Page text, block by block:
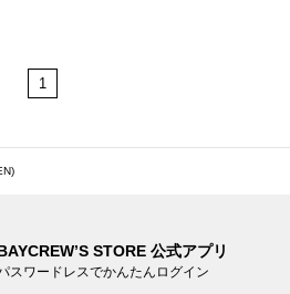
1
STORE 公式アプリ
スワードレスでかんたんログイン